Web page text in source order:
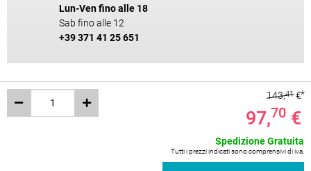
Lun-Ven fino alle 18
Sab fino alle 12
+39 371 41 25 651
143,41€
97,70 €
Spedizione Gratuita
Tutti i prezzi indicati sono comprensivi di iva.